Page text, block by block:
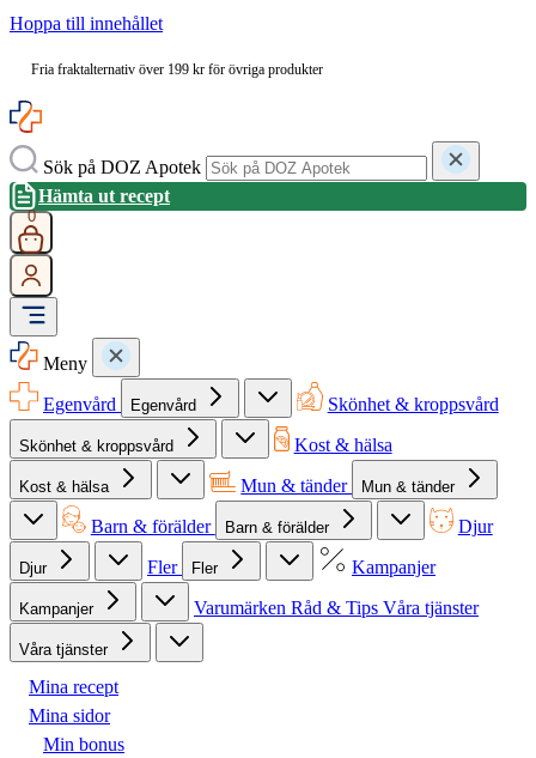
Hoppa till innehållet
Fria fraktalternativ över 199 kr för övriga produkter
Sök på DOZ Apotek
Hämta ut recept
0
Meny
Egenvård
Egenvård Skönhet & kroppsvård
Skönhet & kroppsvård Kost & hälsa
Kost & hälsa Mun & tänder Mun & tänder
Barn & förälder Barn & förälder Djur
Djur Fler Fler Kampanjer
Kampanjer Varumärken Råd & Tips Våra tjänster
Våra tjänster
Mina recept
Mina sidor
Min bonus